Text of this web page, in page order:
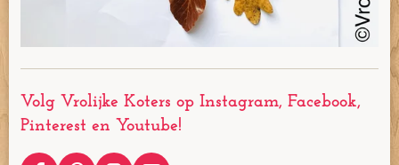
Volg Vrolijke Koters op Instagram, Facebook,
Pinterest en Youtube!